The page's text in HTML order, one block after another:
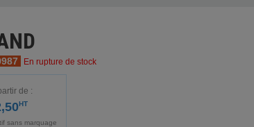
En rupture de stock
de :
HT
sans marquage